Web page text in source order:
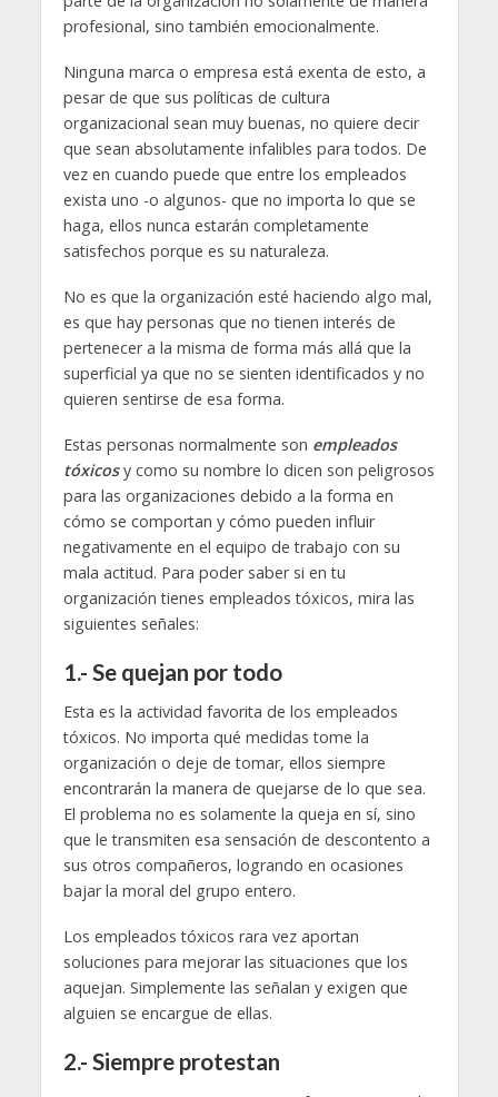
profesional, sino también emocionalmente.
Ninguna marca o empresa está exenta de esto, a
pesar de que sus políticas de cultura
organizacional sean muy buenas, no quiere decir
que sean absolutamente infalibles para todos. De
vez en cuando puede que entre los empleados
exista uno -o algunos- que no importa lo que se
haga, ellos nunca estarán completamente
satisfechos porque es su naturaleza.
No es que la organización esté haciendo algo mal,
es que hay personas que no tienen interés de
pertenecer a la misma de forma más allá que la
superficial ya que no se sienten identificados y no
quieren sentirse de esa forma.
Estas personas normalmente son empleados
tóxicosy como su nombre lo dicen son peligrosos
para las organizaciones debido a la forma en
cómo se comportan y cómo pueden influir
negativamente en el equipo de trabajo con su
mala actitud. Para poder saber si en tu
organización tienes empleados tóxicos, mira las
siguientes señales:
1.- Se quejan por todo
Esta es la actividad favorita de los empleados
tóxicos. No importa qué medidas tome la
organización o deje de tomar, ellos siempre
encontrarán la manera de quejarse de lo que sea.
El problema no es solamente la queja en sí, sino
que le transmiten esa sensación de descontento a
sus otros compañeros, logrando en ocasiones
bajar la moral del grupo entero.
Los empleados tóxicos rara vez aportan
soluciones para mejorar las situaciones que los
aquejan. Simplemente las señalan y exigen que
alguien se encargue de ellas.
2.- Siempre protestan